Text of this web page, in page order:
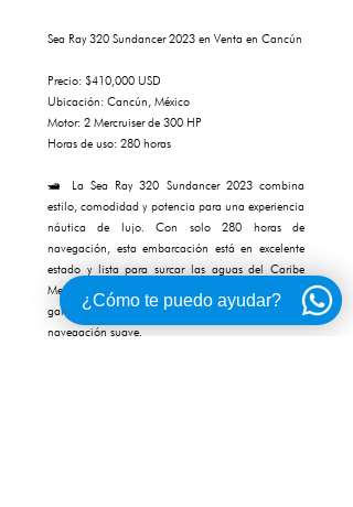
Sea Ray 320 Sundancer 2023 en Venta en Cancún
Precio: $410,000 USD
Ubicación: Cancún, México
Motor: 2 Mercruiser de 300 HP
Horas de uso: 280 horas
🛥️ La Sea Ray 320 Sundancer 2023 combina
estilo, comodidad y potencia para una experiencia
náutica de lujo. Con solo 280 horas de
navegación, esta embarcación está en excelente
estado y lista para surcar las aguas del Caribe
Mexicano. Sus dos motores Mercruiser de 300 HP
garantizan un rendimiento excepcional y una
navegación suave.
¿Cómo te puedo ayudar?